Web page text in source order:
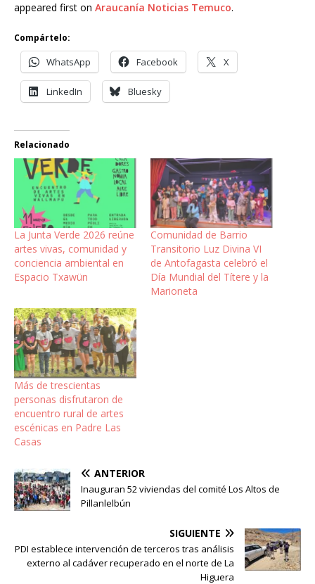
appeared first on Araucanía Noticias Temuco.
Compártelo:
WhatsApp Facebook X
LinkedIn Bluesky
Relacionado
La Junta Verde 2026 reúne
artes vivas, comunidad y
conciencia ambiental en
Espacio Txawün
Comunidad de Barrio
Transitorio Luz Divina VI
de Antofagasta celebró el
Día Mundial del Títere y la
Marioneta
Más de trescientas
personas disfrutaron de
encuentro rural de artes
escénicas en Padre Las
Casas
ANTERIOR
Inauguran 52 viviendas del comité Los Altos de
Pillanlelbún
SIGUIENTE
PDI establece intervención de terceros tras análisis
externo al cadáver recuperado en el norte de La
Higuera